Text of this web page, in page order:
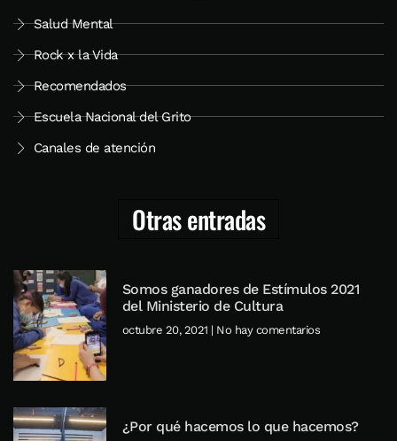
Salud Mental
Rock x la Vida
Recomendados
Escuela Nacional del Grito
Canales de atención
Otras entradas
Somos ganadores de Estímulos 2021
del Ministerio de Cultura
octubre 20, 2021 No hay comentarios
¿Por qué hacemos lo que hacemos?